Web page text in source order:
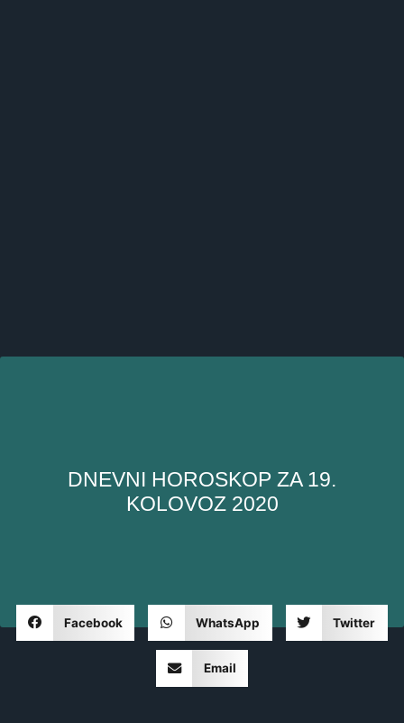
DNEVNI HOROSKOP ZA 19.
KOLOVOZ 2020
Facebook WhatsApp Twitter
Email